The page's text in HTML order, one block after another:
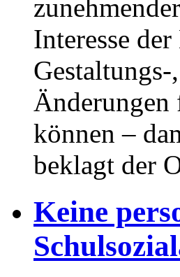
Interesse
Änderungen
können –
beklagt der
Keine